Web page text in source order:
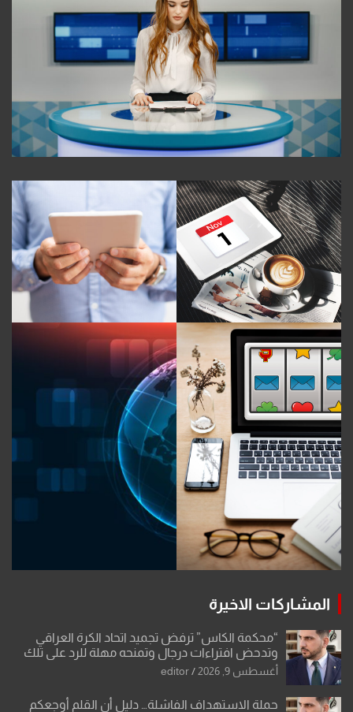
المشاركات الاخيرة
“محكمة الكاس” ترفض تجميد اتحاد الكرة العراقي
وتدحض افتراءات درجال وتمنحه مهلة للرد على تلك
الشكوى
أغسطس 9, 2026 editor
حملة الاستهداف الفاشلة… دليل أن القلم أوجعكم